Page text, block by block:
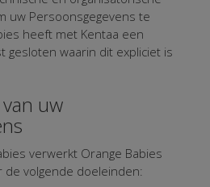
uw Persoonsgegevens te
heeft met Kentaa een
waarin dit expliciet is
uw
verwerkt Orange Babies
de volgende doeleinden: